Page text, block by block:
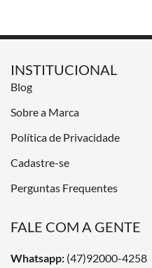
INSTITUCIONAL
Blog
Sobre a Marca
Política de Privacidade
Cadastre-se
Perguntas Frequentes
FALE COM A GENTE
Whatsapp: (47)92000-4258